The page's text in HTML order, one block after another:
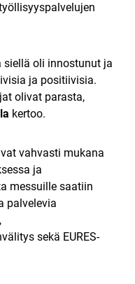
siellä oli innostunut ja
ja positiivisia.
olivat parasta,
kertoo.
vahvasti mukana
ja
messuille saatiin
palvelevia
sekä EURES-